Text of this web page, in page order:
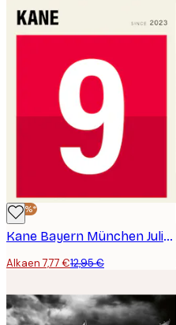
-40%*
Kane Bayern München Juliste
Alkaen 7,77 €12,95 €